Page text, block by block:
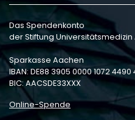
Das Spendenkonto
der Stiftung Universitätsmedizin
Sparkasse Aachen
IBAN: DE88 3905 0000 1072 4490
BIC: AACSDE33XXX
Online-Spende